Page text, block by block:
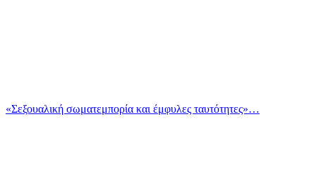
«Σεξουαλική σωματεμπορία και έμφυλες ταυτότητες»…